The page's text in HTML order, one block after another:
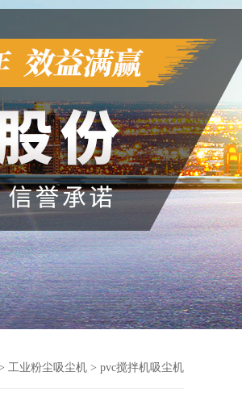
工业粉尘吸尘机 > pvc搅拌机吸尘机